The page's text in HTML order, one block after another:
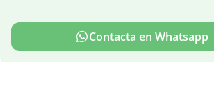
Contacta en Whatsapp